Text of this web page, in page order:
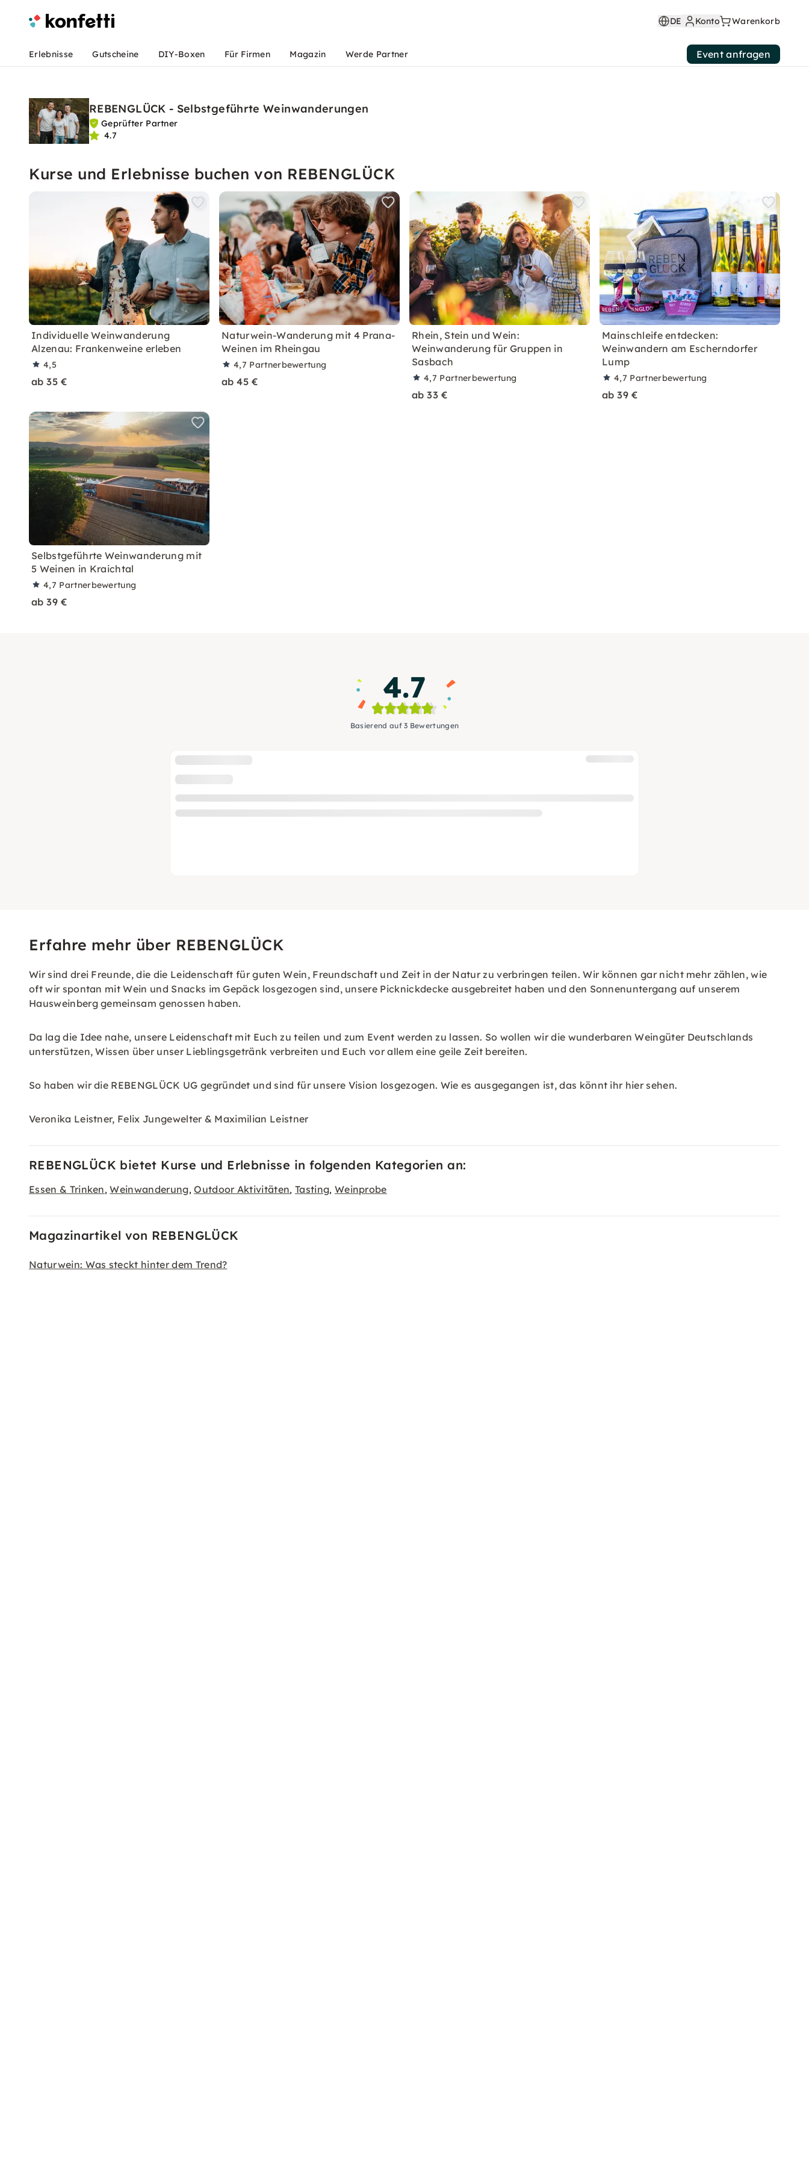
DE Konto Warenkorb
Erlebnisse Gutscheine DIY-Boxen Für Firmen Magazin Werde Partner Event anfragen
REBENGLÜCK - Selbstgeführte Weinwanderungen
Geprüfter Partner
4.7
Kurse und Erlebnisse buchen von REBENGLÜCK
Individuelle Weinwanderung
Alzenau: Frankenweine erleben
4,5
ab 35 €
Naturwein-Wanderung mit 4 Prana-
Weinen im Rheingau
4,7 Partnerbewertung
ab 45 €
Rhein, Stein und Wein:
Weinwanderung für Gruppen in
Sasbach
4,7 Partnerbewertung
ab 33 €
Mainschleife entdecken:
Weinwandern am Escherndorfer
Lump
4,7 Partnerbewertung
ab 39 €
Selbstgeführte Weinwanderung mit
5 Weinen in Kraichtal
4,7 Partnerbewertung
ab 39 €
4.7
Basierend auf 3 Bewertungen
Erfahre mehr über REBENGLÜCK
Wir sind drei Freunde, die die Leidenschaft für guten Wein, Freundschaft und Zeit in der Natur zu verbringen teilen. Wir können gar nicht mehr zählen, wie
oft wir spontan mit Wein und Snacks im Gepäck losgezogen sind, unsere Picknickdecke ausgebreitet haben und den Sonnenuntergang auf unserem
Hausweinberg gemeinsam genossen haben.
Da lag die Idee nahe, unsere Leidenschaft mit Euch zu teilen und zum Event werden zu lassen. So wollen wir die wunderbaren Weingüter Deutschlands
unterstützen, Wissen über unser Lieblingsgetränk verbreiten und Euch vor allem eine geile Zeit bereiten.
So haben wir die REBENGLÜCK UG gegründet und sind für unsere Vision losgezogen. Wie es ausgegangen ist, das könnt ihr hier sehen.
Veronika Leistner, Felix Jungewelter & Maximilian Leistner
REBENGLÜCK bietet Kurse und Erlebnisse in folgenden Kategorien an:
Essen & Trinken,Weinwanderung,Outdoor Aktivitäten, Tasting, Weinprobe
Magazinartikel von REBENGLÜCK
Naturwein: Was steckt hinter dem Trend?